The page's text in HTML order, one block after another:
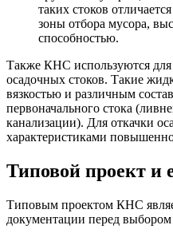
таких стоков
зоны отбора мусора,
способностью.
Также КНС используются для
осадочных стоков. Такие
вязкостью и различным
первоначального стока
канализации). Для откачки
характеристиками
Типовой проект и
Типовым проектом КНС
документации перед